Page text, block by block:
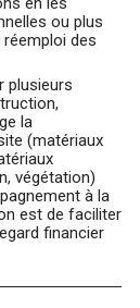
ou plus
des
plusieurs
la
(matériaux
végétation)
à la
est de faciliter
financier